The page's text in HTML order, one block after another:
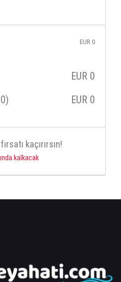
EUR 0
EUR 0
EUR 0
kaçırırsın!
kalkacak